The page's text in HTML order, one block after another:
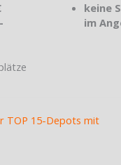
keine
im
TOP 15-Depots mit